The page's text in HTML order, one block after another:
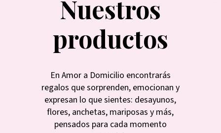
Nuestros
productos
En Amor a Domicilio encontrarás
regalos que sorprenden, emocionan y
expresan lo que sientes: desayunos,
flores, anchetas, mariposas y más,
pensados para cada momento